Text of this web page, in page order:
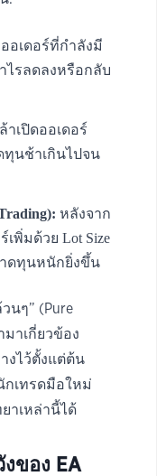
อเดอร์ที่กำลังมี
ไรลดลงหรือกลับ
าเปิดออเดอร์
ทุนช้าเกินไปจน
หลังจาก
พิ่มด้วย Lot Size
ดทุนหนักยิ่งขึ้น
นๆ” (Pure
มาเกี่ยวข้อง
งไว้ตั้งแต่ต้น
กเทรดมือใหม่
าเหล่านี้ได้
ของ EA